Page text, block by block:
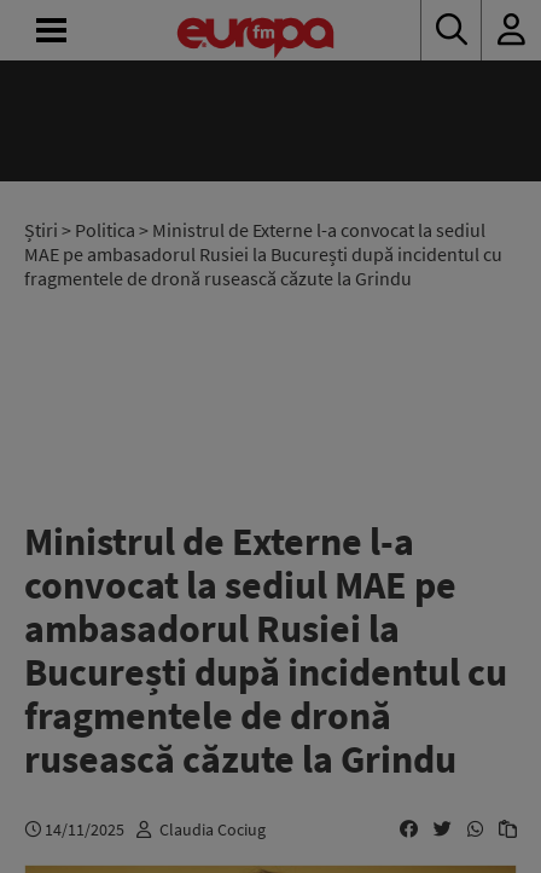
Știri > Politica > Ministrul de Externe l-a convocat la sediul
MAE pe ambasadorul Rusiei la București după incidentul cu
fragmentele de dronă rusească căzute la Grindu
Ministrul de Externe l-a
convocat la sediul MAE pe
ambasadorul Rusiei la
București după incidentul cu
fragmentele de dronă
rusească căzute la Grindu
14/11/2025 Claudia Cociug
RADIO
CONCURSURI